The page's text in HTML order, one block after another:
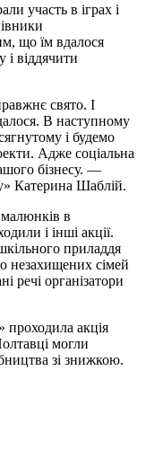
участь в іграх і
що їм вдалося
і віддячити
свято. І
В наступному
і будемо
Адже соціальна
бізнесу. —
Катерина Шаблій.
в
і інші акції.
приладдя
незахищених сімей
речі організатори
проходила акція
могли
зі знижкою.